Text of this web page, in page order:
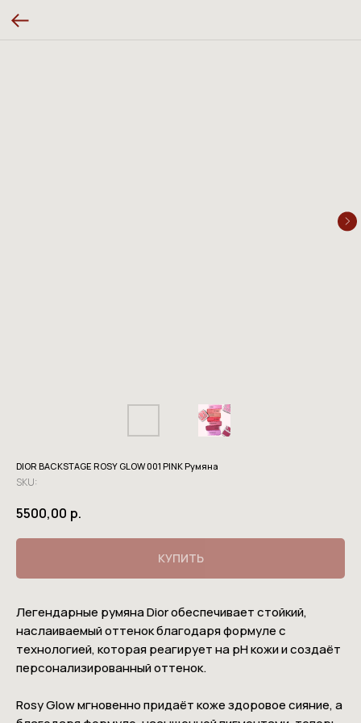
DIOR BACKSTAGE ROSY GLOW 001 PINK Румяна
SKU:
5500,00 р.
КУПИТЬ
Легендарные румяна Dior обеспечивает стойкий,
наслаиваемый оттенок благодаря формуле с
технологией, которая реагирует на pH кожи и создаёт
персонализированный оттенок.
Rosy Glow мгновенно придаёт коже здоровое сияние, а